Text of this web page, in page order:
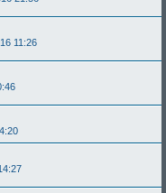
11:26